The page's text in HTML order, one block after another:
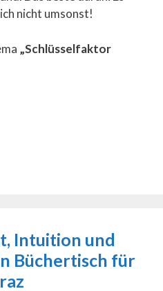
nicht umsonst!
„Schlüsselfaktor
Intuition und
Büchertisch für